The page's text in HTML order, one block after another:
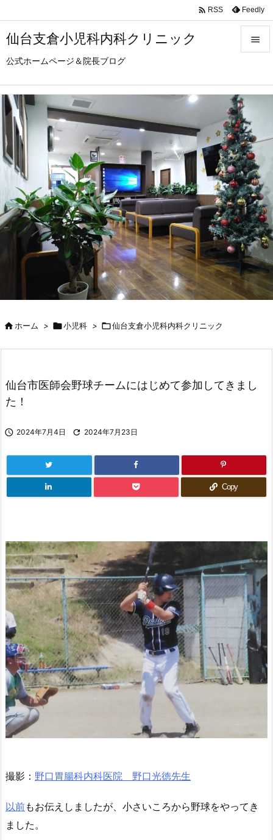
仙台支倉小児科内科クリニック
公式ホームページ＆院長ブログ



前へ

次へ

検索
 RSS Feedly
ホーム > 小児科 > 仙台支倉小児科内科クリニック
仙台市医師会野球チームにはじめて参加してきまし
た！
 2024年7月4日  2024年7月23日
Copy
撮影： 野口胃腸科内科医院 野口光徳先生
以前もお伝えしましたが、小さいころから野球をやってき
ました。